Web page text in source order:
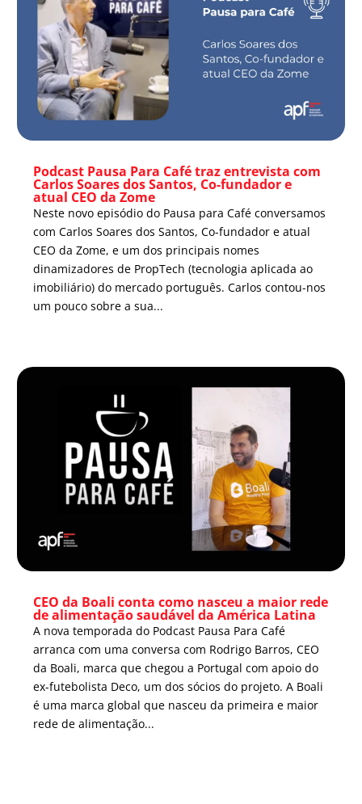
Podcast Pausa Para Café traz entrevista com
Carlos Soares dos Santos, Co-fundador e
atual CEO da Zome
Neste novo episódio do Pausa para Café conversamos
com Carlos Soares dos Santos, Co-fundador e atual
CEO da Zome, e um dos principais nomes
dinamizadores de PropTech (tecnologia aplicada ao
imobiliário) do mercado português. Carlos contou-nos
um pouco sobre a sua...
CEO da Boali conta como nasceu a maior rede
de alimentação saudável da América Latina
A nova temporada do Podcast Pausa Para Café
arranca com uma conversa com Rodrigo Barros, CEO
da Boali, marca que chegou a Portugal com apoio do
ex-futebolista Deco, um dos sócios do projeto. A Boali
é uma marca global que nasceu da primeira e maior
rede de alimentação...